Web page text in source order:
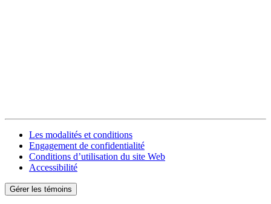
Les modalités et conditions
Engagement de confidentialité
Conditions d’utilisation du site Web
Accessibilité
Gérer les témoins